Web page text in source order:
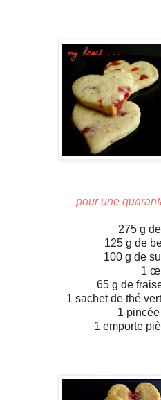
pour une
275 g
125 g de
100 g de
1
65 g de
1 sachet de thé
1 pincée
1 emporte